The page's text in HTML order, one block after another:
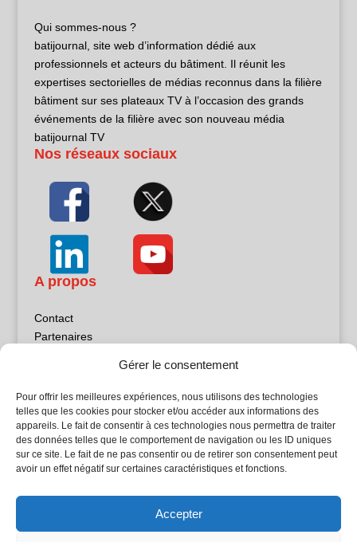
Gérer le consentement
Pour offrir les meilleures expériences, nous utilisons des technologies
telles que les cookies pour stocker et/ou accéder aux informations des
appareils. Le fait de consentir à ces technologies nous permettra de traiter
des données telles que le comportement de navigation ou les ID uniques
sur ce site. Le fait de ne pas consentir ou de retirer son consentement peut
avoir un effet négatif sur certaines caractéristiques et fonctions.
Accepter
Qui sommes-nous ?
batijournal, site web d’information dédié aux
professionnels et acteurs du bâtiment. Il réunit les
expertises sectorielles de médias reconnus dans la filière
bâtiment sur ses plateaux TV à l’occasion des grands
événements de la filière avec son nouveau média
batijournal TV
Nos réseaux sociaux
A propos
Contact
Partenaires
Politique de confidentialité
Sites partenaires
5Façades
Atrium Patrimoine
L'Atelier Bois